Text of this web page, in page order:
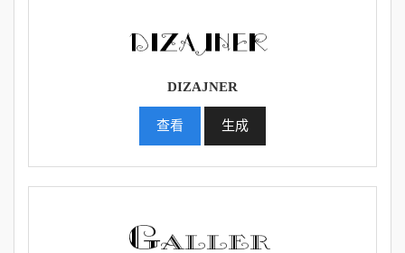
DIZAJNER
查看 生成